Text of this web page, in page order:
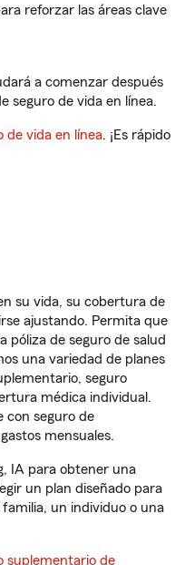
reforzar las áreas clave
a comenzar después
seguro de vida en línea.
de vida en línea. ¡Es rápido
su vida, su cobertura de
ajustando. Permita que
póliza de seguro de salud
una variedad de planes
seguro
médica individual.
con seguro de
mensuales.
IA para obtener una
un plan diseñado para
un individuo o una
suplementario de